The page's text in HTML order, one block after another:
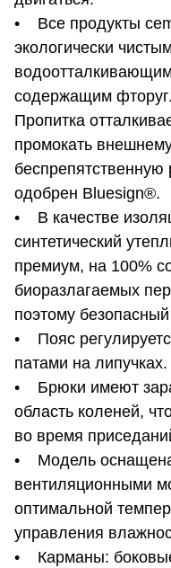
• Все продукты
экологически
содержащим
Пропитка
промокать
одобрен Bluesign®.
• В качестве
синтетический
премиум, на 100%
биоразлагаемых
поэтому
• Пояс
патами на
• Брюки имеют
область коленей,
во время
• Модель
вентиляционными
оптимальной
управления
• Карманы: